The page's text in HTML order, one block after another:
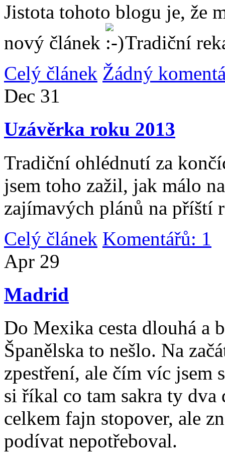
Jistota tohoto blogu je, že
nový článek
Tradiční
Celý článek Žádný
Dec 31
Uzávěrka roku 2013
Tradiční ohlédnutí za
jsem toho zažil, jak málo
zajímavých plánů na příští
Celý článek Komentářů: 1
Apr 29
Madrid
Do Mexika cesta dlouhá a
Španělska to nešlo. Na
zpestření, ale čím víc jsem
si říkal co tam sakra ty
celkem fajn stopover, ale
podívat nepotřeboval.